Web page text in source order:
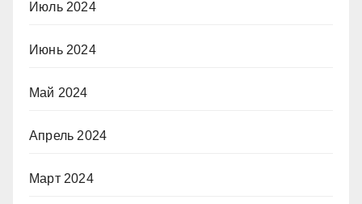
Июль 2024
Июнь 2024
Май 2024
Апрель 2024
Март 2024